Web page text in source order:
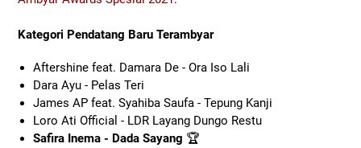
Kategori Pendatang Baru Terambyar
Aftershine feat. Damara De - Ora Iso Lali
Dara Ayu - Pelas Teri
James AP feat. Syahiba Saufa - Tepung Kanji
Loro Ati Official - LDR Layang Dungo Restu
Safira Inema - Dada Sayang 🏆